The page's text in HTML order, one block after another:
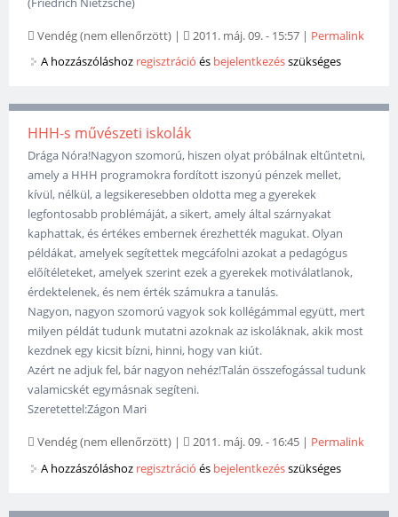
Vendég (nem ellenőrzött) | 2011. máj. 09. - 15:57 | Permalink
A hozzászóláshoz regisztráció és bejelentkezésszükséges
HHH-s művészeti iskolák
Drága Nóra!Nagyon szomorú, hiszen olyat próbálnak eltűntetni,
amely a HHH programokra fordított iszonyú pénzek mellet,
kívül, nélkül, a legsikeresebben oldotta meg a gyerekek
legfontosabb problémáját, a sikert, amely által szárnyakat
kaphattak, és értékes embernek érezhették magukat. Olyan
példákat, amelyek segítettek megcáfolni azokat a pedagógus
előítéleteket, amelyek szerint ezek a gyerekek motiválatlanok,
érdektelenek, és nem érték számukra a tanulás.
Nagyon, nagyon szomorú vagyok sok kollégámmal együtt, mert
milyen példát tudunk mutatni azoknak az iskoláknak, akik most
kezdnek egy kicsit bízni, hinni, hogy van kiút.
Azért ne adjuk fel, bár nagyon nehéz!Talán összefogással tudunk
valamicskét egymásnak segíteni.
Szeretettel:Zágon Mari
Vendég (nem ellenőrzött) | 2011. máj. 09. - 16:45 | Permalink
A hozzászóláshoz regisztráció és bejelentkezésszükséges